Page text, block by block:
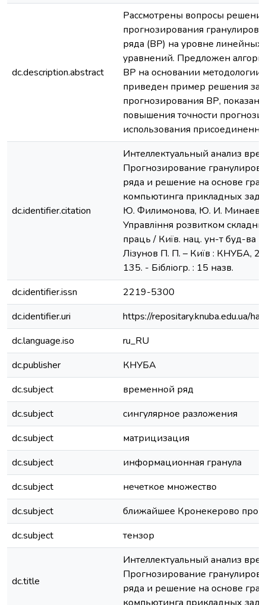
dc.description.abstract
Рассмотрены вопросы
прогнозирования
ряда (ВР) на уровне
уравнений. Предложен
ВР на основании
приведен пример решения
прогнозирования ВР,
повышения точности
использования
dc.identifier.citation
Интеллектуальный анализ
Прогнозирование
ряда и решение на основе
компьютинга прикладных
Ю. Филимонова, Ю. И.
Управління розвитком
праць / Київ. нац. ун-т буд-ва і
Лізунов П. П. – Київ : КНУБА,
135. - Бібліогр. : 15 назв.
dc.identifier.issn
2219-5300
dc.identifier.uri
https://repositary.knuba.edu.ua/
dc.language.iso
ru_RU
dc.publisher
КНУБА
dc.subject
временной ряд
dc.subject
сингулярное разложения
dc.subject
матрицизация
dc.subject
информационная гранула
dc.subject
нечеткое множество
dc.subject
ближайшее Кронекерово
dc.subject
тензор
dc.title
Интеллектуальный анализ
Прогнозирование
ряда и решение на основе